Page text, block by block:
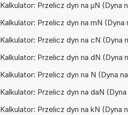
Kalkulator: Przelicz dyn na µN (Dyna
Kalkulator: Przelicz dyn na mN (Dyna
Kalkulator: Przelicz dyn na cN (Dyna
Kalkulator: Przelicz dyn na dN (Dyna
Kalkulator: Przelicz dyn na N (Dyna
Kalkulator: Przelicz dyn na daN
Kalkulator: Przelicz dyn na kN (Dyna